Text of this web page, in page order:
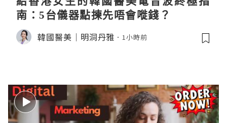
南：5台儀器點揀先唔會嘥錢？
韓國醫美｜明洞丹雅 1小時前